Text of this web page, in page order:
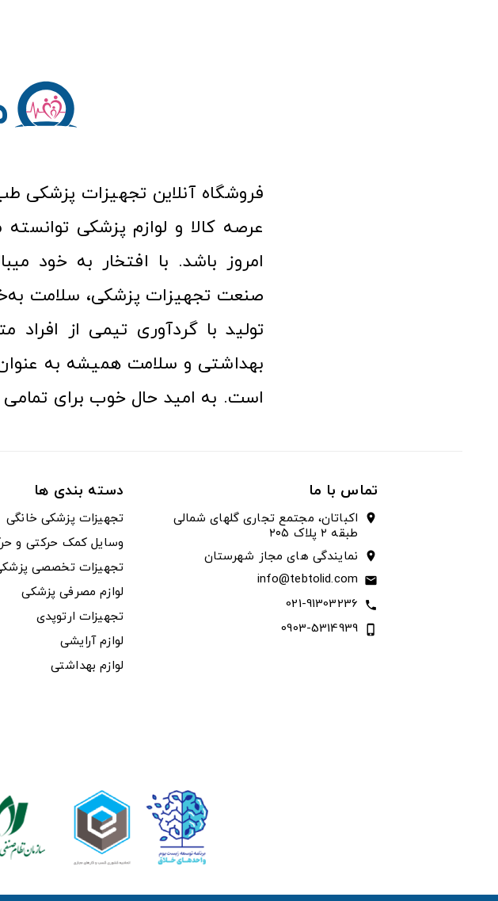
امروز باشد. با افتخار به خود
صنعت تجهیزات پزشکی، سلامت
تولید با گردآوری تیمی از
بهداشتی و سلامت همیشه به
است. به امید حال خوب برای تمامی
تماس با ما
location_on
اکباتان، مجتمع تجاری گلهای شمالی
طبقه ۲ پلاک ۲۰۵
location_on نمایندگی های مجاز شهرستان
email
info@tebtolid.com
call
021-91303236
phone_iphone
0903-5314939
دسته بندی ها
تجهیزات پزشکی خانگی
وسایل کمک حرکتی و
تجهیزات تخصصی
لوازم مصرفی پزشکی
تجهیزات ارتوپدی
لوازم آرایشی
لوازم بهداشتی